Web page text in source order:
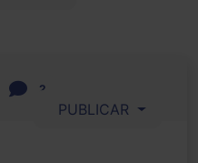
2
PUBLICAR